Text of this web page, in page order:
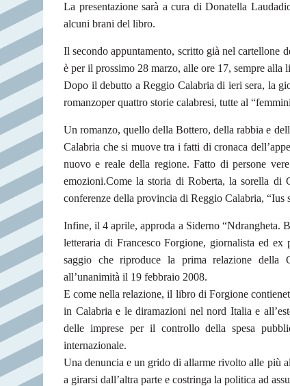
La presentazione sarà a cura di Donatella
alcuni brani del libro.
Il secondo appuntamento, scritto già nel cartellone
è per il prossimo 28 marzo, alle ore 17, sempre alla
Dopo il debutto a Reggio Calabria di ieri sera, la
romanzoper quattro storie calabresi, tutte al
Un romanzo, quello della Bottero, della rabbia e
Calabria che si muove tra i fatti di cronaca
nuovo e reale della regione.Fatto di persone
emozioni.Come la storia di Roberta, la sorella di
conferenze della provincia di Reggio Calabria, “Ius
Infine, il 4 aprile, approda a Siderno “Ndrangheta.
letteraria di Francesco Forgione, giornalista ed ex
saggio che riproduce la prima relazione della
all’unanimità il 19 febbraio 2008.
E come nella relazione, il libro di Forgione contiene
in Calabria e le diramazioni nel nord Italia e
delle imprese per il controllo della spesa
internazionale.
Una denuncia e un grido di allarme rivolto alle più
a girarsi dall’altra parte e costringa la politica ad